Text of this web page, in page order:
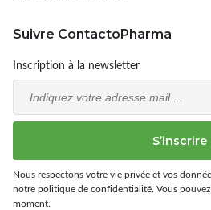
Suivre ContactoPharma
Inscription à la newsletter
Email
S’inscrire
Nous respectons votre vie privée et vos
notre politique de confidentialité. Vous
moment.